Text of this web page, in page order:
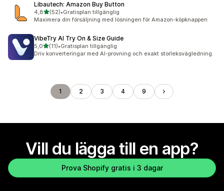
Libautech: Amazon Buy Button
4,8av 5 stjärnor
(52)
52 recensioner totalt
•Gratisplan tillgänglig
Maximera din försäljning med lösningen för Amazon-köpknappen
VibeTry AI Try On & Size Guide
5,0av 5 stjärnor
(11)
11 recensioner totalt
•Gratisplan tillgänglig
Driv konverteringar med AI-provning och exakt storleksvägledning
1 2 3 4 9
Vill du lägga till en app?
Prova Shopify gratis i 3 dagar